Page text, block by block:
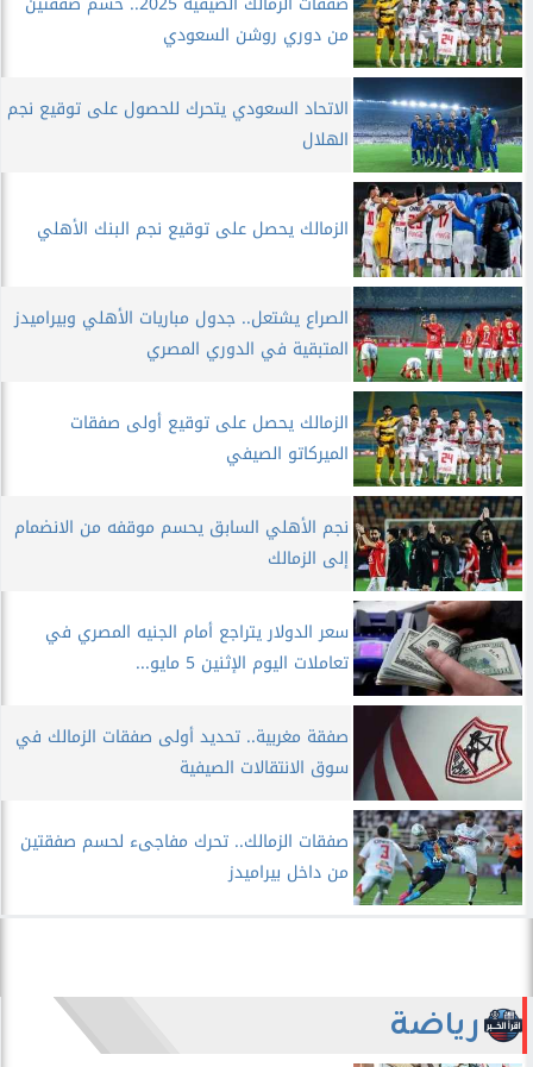
من دوري روشن السعودي
الاتحاد السعودي يتحرك للحصول على توقيع نجم
الهلال
الزمالك يحصل على توقيع نجم البنك الأهلي
الصراع يشتعل.. جدول مباريات الأهلي وبيراميدز
المتبقية في الدوري المصري
الزمالك يحصل على توقيع أولى صفقات
الميركاتو الصيفي
نجم الأهلي السابق يحسم موقفه من الانضمام
إلى الزمالك
سعر الدولار يتراجع أمام الجنيه المصري في
تعاملات اليوم الإثنين 5 مايو...
صفقة مغربية.. تحديد أولى صفقات الزمالك في
سوق الانتقالات الصيفية
صفقات الزمالك.. تحرك مفاجىء لحسم صفقتين
من داخل بيراميدز
رياضة